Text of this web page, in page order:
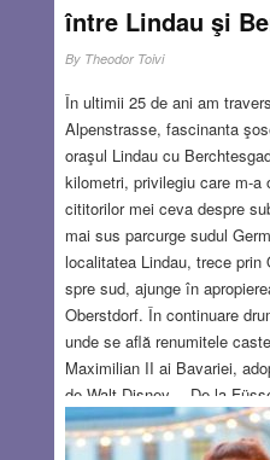
între Lindau şi
By Theodor Toivi
În ultimii 25 de ani am
Alpenstrasse, fascinanta
oraşul Lindau cu
kilometri, privilegiu care m-a
cititorilor mei ceva despre
mai sus parcurge sudul
localitatea Lindau, trece
spre sud, ajunge în
Oberstdorf. În continuare
unde se află renumitele
Maximilian II ai Bavariei,
de Walt Disney… De la
porţiune cu renumita
despărţindu-se de acesta,